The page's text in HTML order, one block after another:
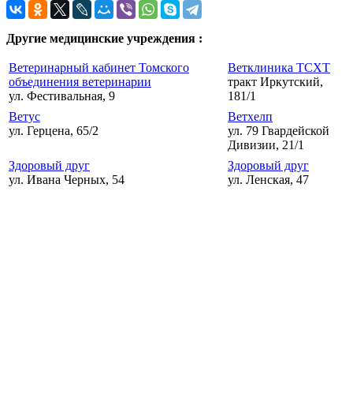
Другие медицинские учреждения :
Ветеринарный кабинет Томского
объединения ветеринарии
ул. Фестивальная, 9
Ветклиника ТСХТ
тракт Иркутский,
181/1
Ветус
ул. Герцена, 65/2
Ветхелп
ул. 79 Гвардейской
Дивизии, 21/1
Здоровый друг
ул. Ивана Черных, 54
Здоровый друг
ул. Ленская, 47